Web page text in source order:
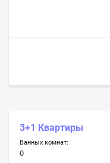
3+1 Квартиры
Ванных комнат:
0